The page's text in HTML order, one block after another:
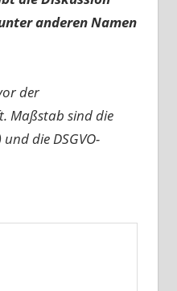
anderen Namen
der
Maßstab sind die
und die DSGVO-